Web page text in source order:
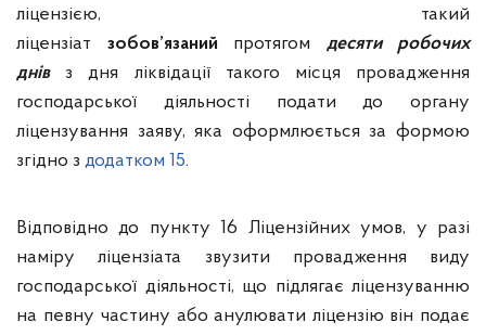
ліцензією, такий
ліцензіат
зобов’язаний протягом
десяти робочих
днів
з дня ліквідації такого місця провадження
господарської діяльності подати до органу
ліцензування заяву, яка оформлюється за формою
згідно з додатком 15.
Відповідно до пункту 16 Ліцензійних умов, у разі
наміру ліцензіата звузити провадження виду
господарської діяльності, що підлягає ліцензуванню
на певну частину або анулювати ліцензію він подає